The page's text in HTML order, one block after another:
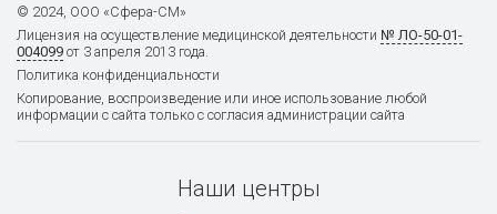
© 2024, ООО «Сфера-СМ»
Лицензия на осуществление медицинской деятельности № ЛО-50-01-
004099 от 3 апреля 2013 года.
Политика конфиденциальности
Копирование, воспроизведение или иное использование любой
информации с сайта только с согласия администрации сайта
Наши центры